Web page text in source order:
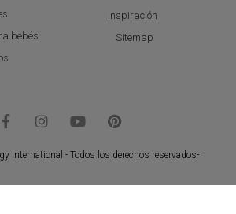
bebés
Inspiración
Sitemap
International - Todos los derechos reservados-